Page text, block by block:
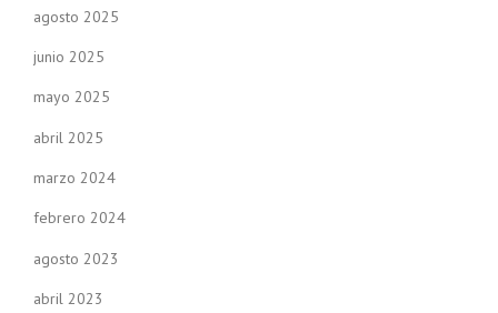
agosto 2025
junio 2025
mayo 2025
abril 2025
marzo 2024
febrero 2024
agosto 2023
abril 2023